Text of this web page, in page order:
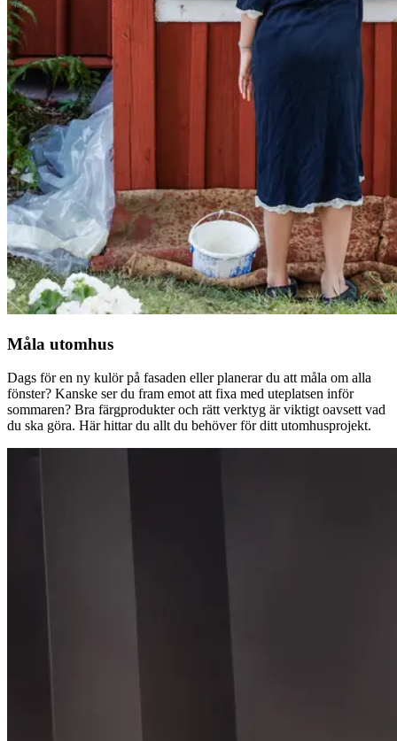
Måla utomhus
Dags för en ny kulör på fasaden eller planerar du att måla om alla
fönster? Kanske ser du fram emot att fixa med uteplatsen inför
sommaren? Bra färgprodukter och rätt verktyg är viktigt oavsett vad
du ska göra. Här hittar du allt du behöver för ditt utomhusprojekt.